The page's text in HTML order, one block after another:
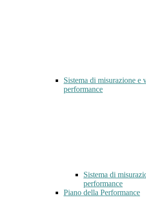
Sistema di misurazione e
performance
Sistema di
performance
Piano della Performance